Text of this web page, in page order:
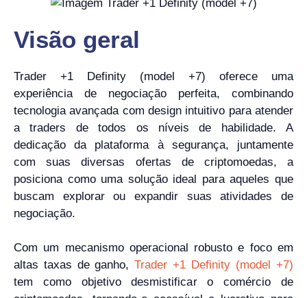
Visão geral
Trader +1 Definity (model +7) oferece uma
experiência de negociação perfeita, combinando
tecnologia avançada com design intuitivo para atender
a traders de todos os níveis de habilidade. A
dedicação da plataforma à segurança, juntamente
com suas diversas ofertas de criptomoedas, a
posiciona como uma solução ideal para aqueles que
buscam explorar ou expandir suas atividades de
negociação.
Com um mecanismo operacional robusto e foco em
altas taxas de ganho, Trader +1 Definity (model +7)
tem como objetivo desmistificar o comércio de